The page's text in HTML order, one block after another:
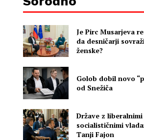
Je Pirc Musarjeva
da desničarji
ženske?
Golob dobil novo
od Snežiča
Države z
socialističnimi
Tanji Fajon